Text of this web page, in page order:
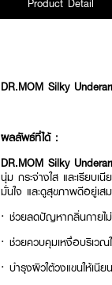
Product Detail
DR.MOM Silky
ผลลัพธ์ที่ได้ :
DR.MOM Silky
นุ่ม กระจ่างใส และเรียบเ
มั่นใจ และดูสุขภาพดีอยู่เส
· ช่วยลดปัญหากลิ่นกายไ
· ช่วยควบคุมเหงื่อบริเวณ
· บำรุงผิวใต้วงแขนให้เนีย